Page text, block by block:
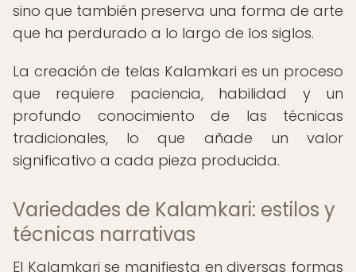
sino que también preserva una forma de arte
que ha perdurado a lo largo de los siglos.
La creación de telas Kalamkari es un proceso
que requiere paciencia, habilidad y un
profundo conocimiento de las técnicas
tradicionales, lo que añade un valor
significativo a cada pieza producida.
Variedades de Kalamkari: estilos y
técnicas narrativas
El Kalamkari se manifiesta en diversas formas